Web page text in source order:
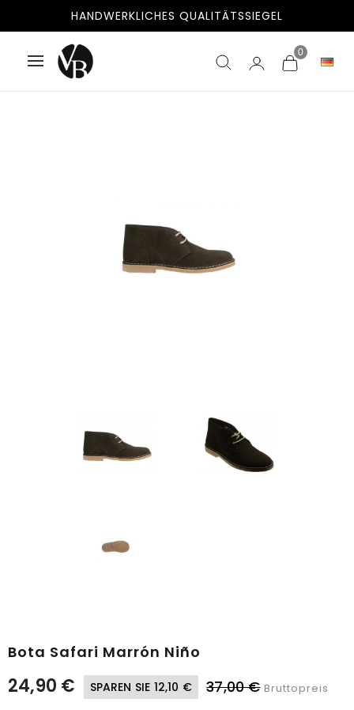
HANDWERKLICHES QUALITÄTSSIEGEL
0
Bota Safari Marrón Niño
24,90 € SPAREN SIE 12,10 € 37,00 € Bruttopreis